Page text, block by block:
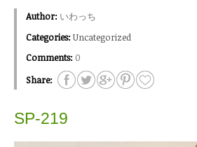
Author: いわっち
Categories:Uncategorized
Comments: 0
Share:
SP-219